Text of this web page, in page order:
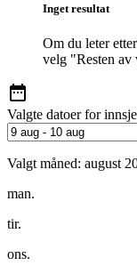
Inget resultat
Om du leter
velg "Resten av
Valgte datoer for
Valgt måned: august
man.
tir.
ons.